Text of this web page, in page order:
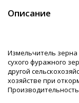
Описание
Измельчитель
сухого фуражного
другой
хозяйстве при
Производительность